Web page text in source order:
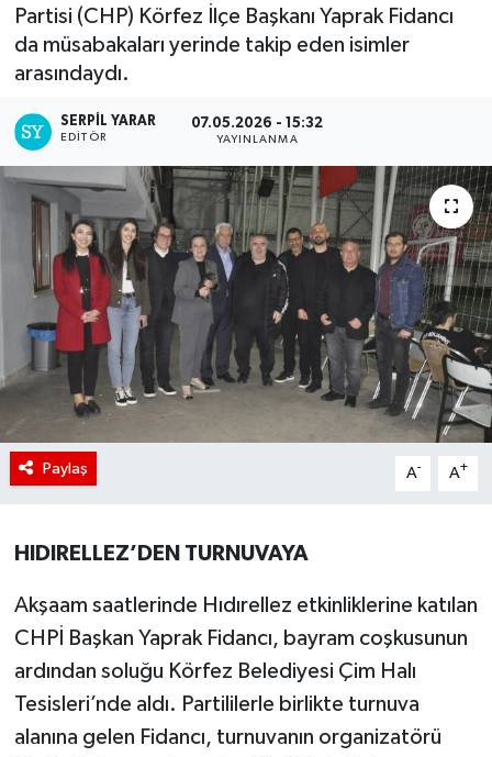
Partisi (CHP) Körfez İlçe Başkanı Yaprak Fidancı
da müsabakaları yerinde takip eden isimler
arasındaydı.
SERPİL YARAR
EDITÖR
07.05.2026 - 15:32
YAYINLANMA
Paylaş A- A+
HIDIRELLEZ’DEN TURNUVAYA
Akşaam saatlerinde Hıdırellez etkinliklerine katılan
CHPİ Başkan Yaprak Fidancı, bayram coşkusunun
ardından soluğu Körfez Belediyesi Çim Halı
Tesisleri’nde aldı. Partililerle birlikte turnuva
alanına gelen Fidancı, turnuvanın organizatörü